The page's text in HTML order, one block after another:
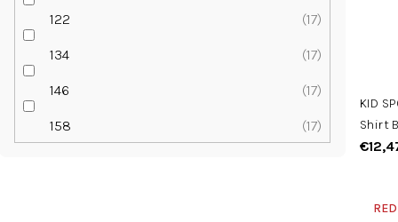
122 17
134 17
146 17
158 17
KID
Shirt